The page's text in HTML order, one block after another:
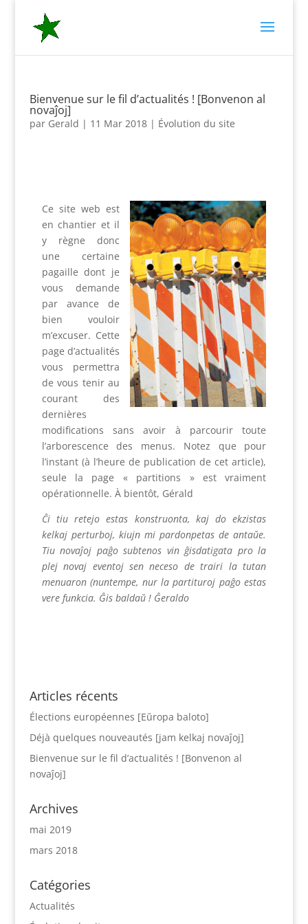
Bienvenue sur le fil d’actualités ! [Bonvenon al
novaĵoj]
par Gerald | 11 Mar 2018| Évolution du site
Ce site web est
en chantier et il
y règne donc
une certaine
pagaille dont je
vous demande
par avance de
bien vouloir
m’excuser. Cette
page d’actualités
vous permettra
de vous tenir au
courant des
dernières
modifications sans avoir à parcourir toute
l’arborescence des menus. Notez que pour
l’instant (à l’heure de publication de cet article),
seule la page « partitions » est vraiment
opérationnelle. À bientôt, Gérald
Ĉi tiu retejo estas konstruonta, kaj do ekzistas
kelkaj perturboj, kiujn mi pardonpetas de antaŭe.
Tiu novaĵoj paĝo subtenos vin ĝisdatigata pro la
plej novaj eventoj sen neceso de trairi la tutan
menuaron (nuntempe, nur la partituroj paĝo estas
vere funkcia. Ĝis baldaŭ ! Ĝeraldo
Articles récents
Élections européennes [Eŭropa baloto]
Déjà quelques nouveautés [jam kelkaj novaĵoj]
Bienvenue sur le fil d’actualités ! [Bonvenon al
novaĵoj]
Archives
mai 2019
mars 2018
Catégories
Actualités